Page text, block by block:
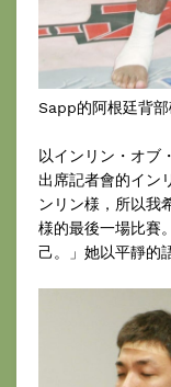
Sapp的阿根廷背
以インリン・オ
出席記者會的イン
ンリン様，所以我
様的最後一場比賽
己。」她以平靜的